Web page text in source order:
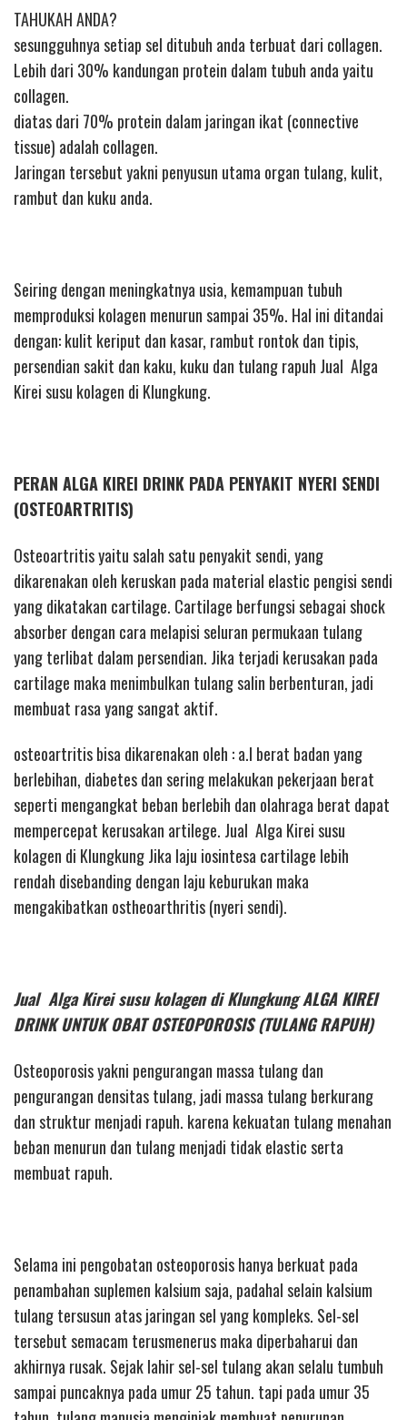
TAHUKAH ANDA?
sesungguhnya setiap sel ditubuh anda terbuat dari collagen.
Lebih dari 30% kandungan protein dalam tubuh anda yaitu
collagen.
diatas dari 70% protein dalam jaringan ikat (connective
tissue) adalah collagen.
Jaringan tersebut yakni penyusun utama organ tulang, kulit,
rambut dan kuku anda.
Seiring dengan meningkatnya usia, kemampuan tubuh
memproduksi kolagen menurun sampai 35%. Hal ini ditandai
dengan: kulit keriput dan kasar, rambut rontok dan tipis,
persendian sakit dan kaku, kuku dan tulang rapuh Jual Alga
Kirei susu kolagen di Klungkung.
PERAN ALGA KIREI DRINK PADA PENYAKIT NYERI SENDI
(OSTEOARTRITIS)
Osteoartritis yaitu salah satu penyakit sendi, yang
dikarenakan oleh keruskan pada material elastic pengisi sendi
yang dikatakan cartilage. Cartilage berfungsi sebagai shock
absorber dengan cara melapisi seluran permukaan tulang
yang terlibat dalam persendian. Jika terjadi kerusakan pada
cartilage maka menimbulkan tulang salin berbenturan, jadi
membuat rasa yang sangat aktif.
osteoartritis bisa dikarenakan oleh : a.l berat badan yang
berlebihan, diabetes dan sering melakukan pekerjaan berat
seperti mengangkat beban berlebih dan olahraga berat dapat
mempercepat kerusakan artilege. Jual Alga Kirei susu
kolagen di Klungkung Jika laju iosintesa cartilage lebih
rendah disebanding dengan laju keburukan maka
mengakibatkan ostheoarthritis (nyeri sendi).
Jual Alga Kirei susu kolagen di Klungkung ALGA KIREI
DRINK UNTUK OBAT OSTEOPOROSIS (TULANG RAPUH)
Osteoporosis yakni pengurangan massa tulang dan
pengurangan densitas tulang, jadi massa tulang berkurang
dan struktur menjadi rapuh. karena kekuatan tulang menahan
beban menurun dan tulang menjadi tidak elastic serta
membuat rapuh.
Selama ini pengobatan osteoporosis hanya berkuat pada
penambahan suplemen kalsium saja, padahal selain kalsium
tulang tersusun atas jaringan sel yang kompleks. Sel-sel
tersebut semacam terusmenerus maka diperbaharui dan
akhirnya rusak. Sejak lahir sel-sel tulang akan selalu tumbuh
sampai puncaknya pada umur 25 tahun. tapi pada umur 35